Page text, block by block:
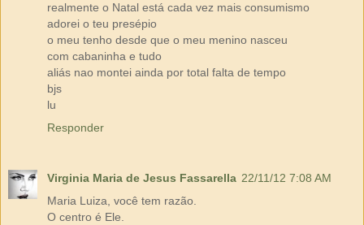
realmente o Natal está cada vez mais consumismo
adorei o teu presépio
o meu tenho desde que o meu menino nasceu
com cabaninha e tudo
aliás nao montei ainda por total falta de tempo
bjs
lu
Responder
Virginia Maria de Jesus Fassarella 22/11/12 7:08 AM
Maria Luiza, você tem razão.
O centro é Ele.